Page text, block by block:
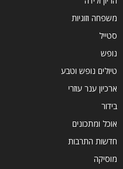
משפחה וזוגיות
סטייל
נופש
טיולים נופש וטבע
ארכיון ענר עוזרי
בידור
אוכל ומתכונים
חדשות התרבות
מוסיקה